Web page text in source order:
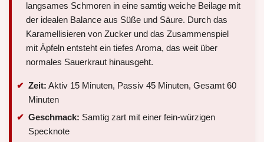
langsames Schmoren in eine samtig weiche Beilage mit
der idealen Balance aus Süße und Säure. Durch das
Karamellisieren von Zucker und das Zusammenspiel
mit Äpfeln entsteht ein tiefes Aroma, das weit über
normales Sauerkraut hinausgeht.
Zeit: Aktiv 15 Minuten, Passiv 45 Minuten, Gesamt 60
Minuten
Geschmack: Samtig zart mit einer fein-würzigen
Specknote